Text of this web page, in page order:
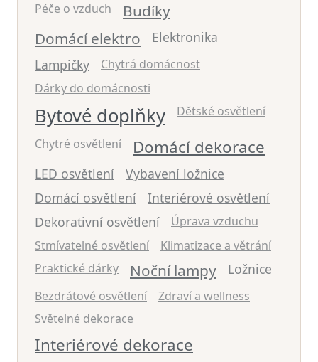
Péče o vzduch
Budíky
Domácí elektro
Elektronika
Lampičky
Chytrá domácnost
Dárky do domácnosti
Bytové doplňky Dětské osvětlení
Chytré osvětlení Domácí dekorace
LED osvětlení
Vybavení ložnice
Domácí osvětlení
Interiérové osvětlení
Dekorativní osvětlení
Úprava vzduchu
Stmívatelné osvětlení
Klimatizace a větrání
Praktické dárky
Noční lampy Ložnice
Bezdrátové osvětlení
Zdraví a wellness
Světelné dekorace
Interiérové dekorace